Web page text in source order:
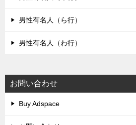
男性有名人（ら行）
男性有名人（わ行）
お問い合わせ
Buy Adspace